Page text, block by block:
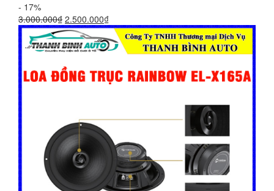
- 17%
3.000.000₫ Giá
gốc
là:
3.000.000₫.
2.500.000₫Giá
hiện
tại
là:
2.500.000₫.